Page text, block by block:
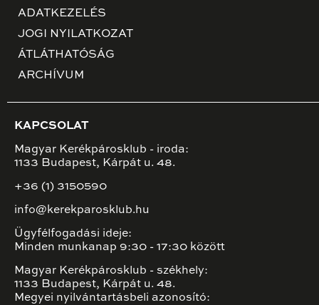
ADATKEZELÉS
JOGI NYILATKOZAT
ÁTLÁTHATÓSÁG
ARCHÍVUM
KAPCSOLAT
Magyar Kerékpárosklub - iroda:
1133 Budapest, Kárpát u. 48.
+36 (1) 3150590
info@kerekparosklub.hu
Ügyfélfogadási ideje:
Minden munkanap 9:30 - 17:30 között
Magyar Kerékpárosklub - székhely:
1133 Budapest, Kárpát u. 48.
Megyei nyilvántartásbeli azonosító: